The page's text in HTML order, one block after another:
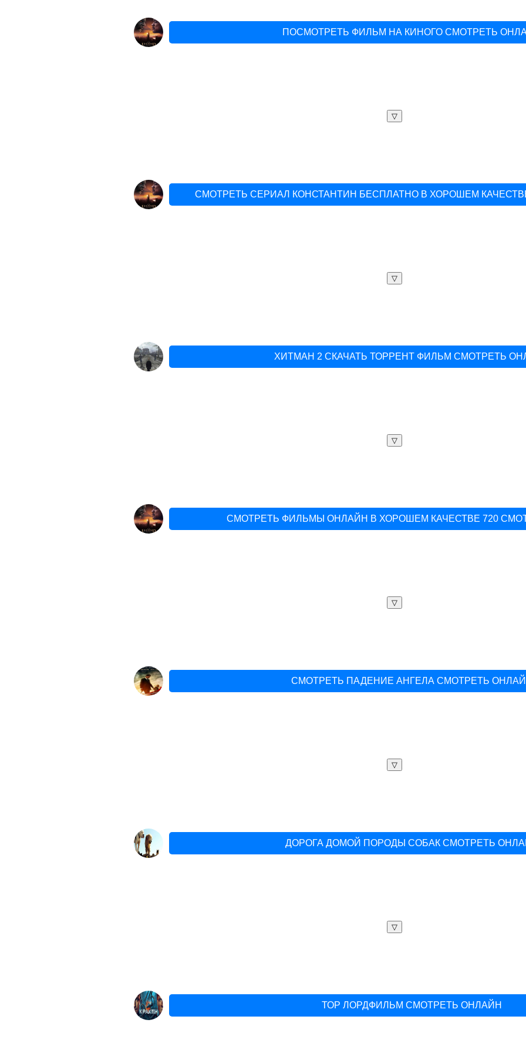
ПОСМОТРЕТЬ ФИЛЬМ НА КИНОГО СМОТРЕТЬ
▽
СМОТРЕТЬ СЕРИАЛ КОНСТАНТИН БЕСПЛАТНО В ХОРОШЕМ
▽
ХИТМАН 2 СКАЧАТЬ ТОРРЕНТ ФИЛЬМ СМОТРЕТЬ
▽
СМОТРЕТЬ ФИЛЬМЫ ОНЛАЙН В ХОРОШЕМ КАЧЕСТВЕ 720
▽
СМОТРЕТЬ ПАДЕНИЕ АНГЕЛА СМОТРЕТЬ
▽
ДОРОГА ДОМОЙ ПОРОДЫ СОБАК СМОТРЕТЬ
▽
ТОР ЛОРДФИЛЬМ СМОТРЕТЬ ОНЛАЙН